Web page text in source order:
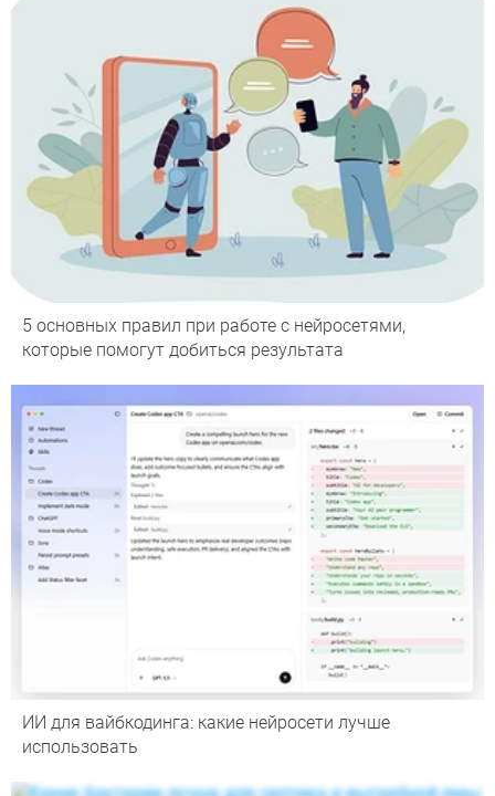
5 основных правил при работе с нейросетями,
которые помогут добиться результата
ИИ для вайбкодинга: какие нейросети лучше
использовать